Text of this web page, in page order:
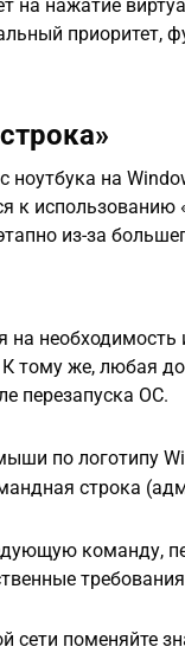
на нажатие
приоритет,
на
к
из-за
на
тому же, любая
перезапуска ОС.
по логотипу
строка
команду,
сети поменяйте